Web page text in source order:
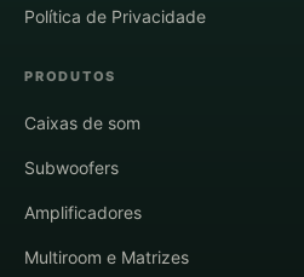
Política de Privacidade
PRODUTOS
Caixas de som
Subwoofers
Amplificadores
Multiroom e Matrizes